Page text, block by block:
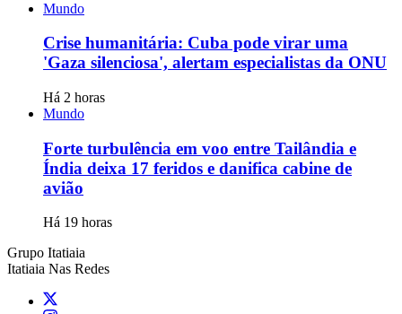
Mundo
Crise humanitária: Cuba pode virar uma
'Gaza silenciosa', alertam especialistas da ONU
Há 2 horas
Mundo
Forte turbulência em voo entre Tailândia e
Índia deixa 17 feridos e danifica cabine de
avião
Há 19 horas
Grupo Itatiaia
Itatiaia Nas Redes